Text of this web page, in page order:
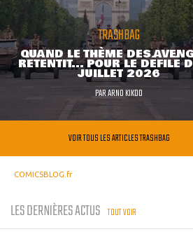
TRASHBAG
QUAND LE THÈME DES
RETENTIT... POUR LE DÉFILÉ
JUILLET 2026
PARARNO KIKOO
VOIR TOUS LES ARTICLES TRASHBAG
COMICSBLOG.fr
LES DERNIÈRES ACTUS TOUT VOIR